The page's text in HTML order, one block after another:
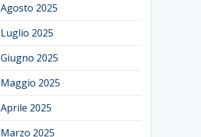
Agosto 2025
Luglio 2025
Giugno 2025
Maggio 2025
Aprile 2025
Marzo 2025